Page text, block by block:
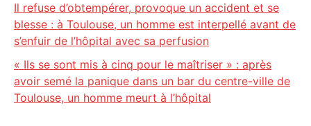
Il refuse d’obtempérer, provoque un accident et se
blesse : à Toulouse, un homme est interpellé avant de
s’enfuir de l’hôpital avec sa perfusion
« Ils se sont mis à cinq pour le maîtriser » : après
avoir semé la panique dans un bar du centre-ville de
Toulouse, un homme meurt à l’hôpital